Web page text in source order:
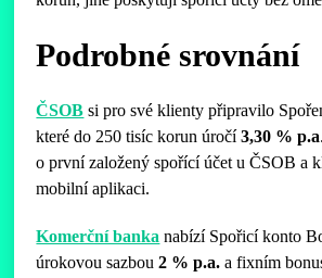
Podrobné srovnání
ČSOB si pro své klienty připravilo
které do 250 tisíc korun úročí3,30 % p.a
o první založený spořící účet u ČSOB a
mobilní aplikaci.
Komerční banka nabízí Spořicí konto
úrokovou sazbou2 % p.a.a fixním